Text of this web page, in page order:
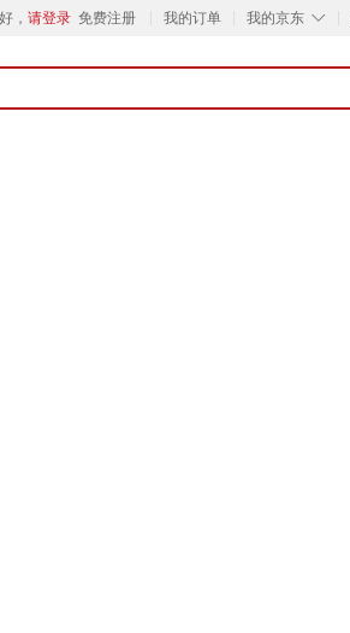
， 请登录 免费注册 我的订单 ◇
我的京东